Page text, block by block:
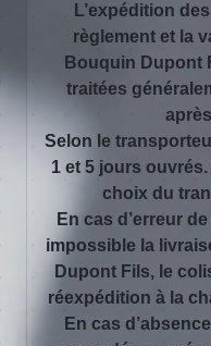
L’expédition
règlement et la
Bouquin Dupont
traitées
Selon le
1 et 5 jours
choix du
En cas d’erreur
impossible la
Dupont Fils, le
réexpédition à la
En cas